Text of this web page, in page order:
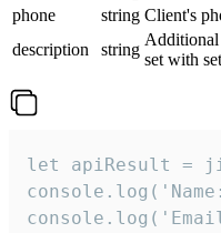
phone
string Client's
description
string
Additional
set with
let apiResult =